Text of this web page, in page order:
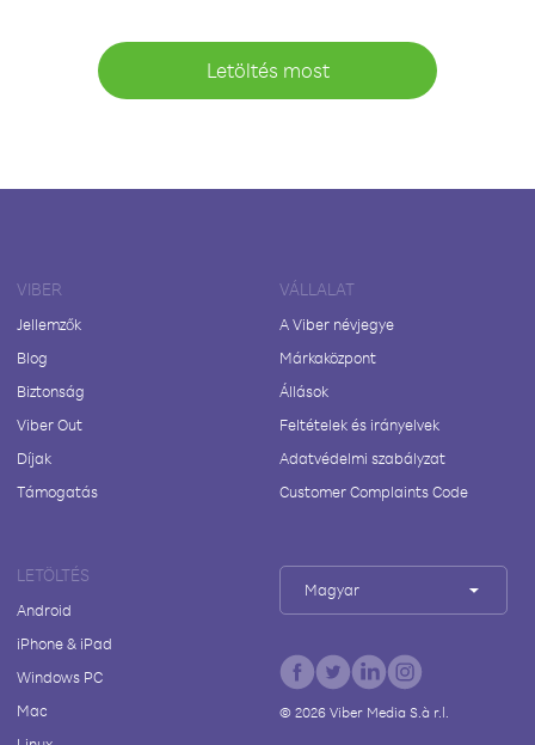
Letöltés most
VIBER
Jellemzők
Blog
Biztonság
Viber Out
Díjak
Támogatás
VÁLLALAT
A Viber névjegye
Márkaközpont
Állások
Feltételek és irányelvek
Adatvédelmi szabályzat
Customer Complaints Code
LETÖLTÉS
Android
iPhone & iPad
Windows PC
Mac
Magyar
© 2026Viber Media S.à r.l.